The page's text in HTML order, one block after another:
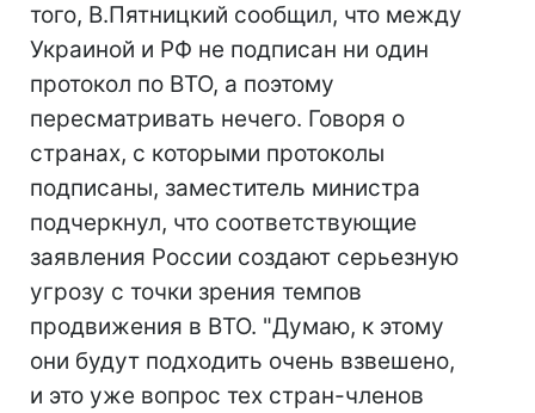
того, В.Пятницкий сообщил, что между
Украиной и РФ не подписан ни один
протокол по ВТО, а поэтому
пересматривать нечего. Говоря о
странах, с которыми протоколы
подписаны, заместитель министра
подчеркнул, что соответствующие
заявления России создают серьезную
угрозу с точки зрения темпов
продвижения в ВТО. "Думаю, к этому
они будут подходить очень взвешено,
и это уже вопрос тех стран-членов